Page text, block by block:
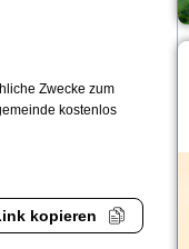
Zwecke zum
kostenlos
kopieren